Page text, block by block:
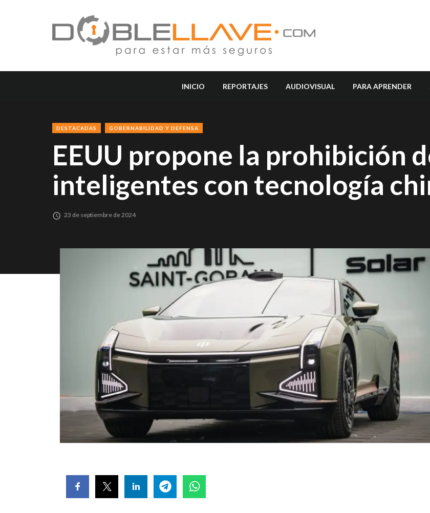
INICIO REPORTAJES AUDIOVISUAL PARA APRENDER
DESTACADAS GOBERNABILIDAD Y DEFENSA
EEUU propone la prohibición
inteligentes con tecnología
23 de septiembre de 2024